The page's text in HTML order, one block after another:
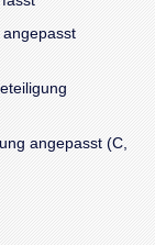
angepasst (C,